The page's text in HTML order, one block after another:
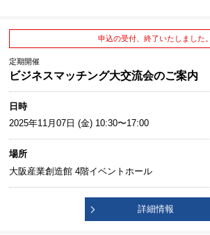
申込の受付、終了いたしました。
定期開催
ビジネスマッチング大交流会のご案内
日時
2025年11月07日 (金) 10:30〜17:00
場所
大阪産業創造館 4階イベントホール
詳細情報